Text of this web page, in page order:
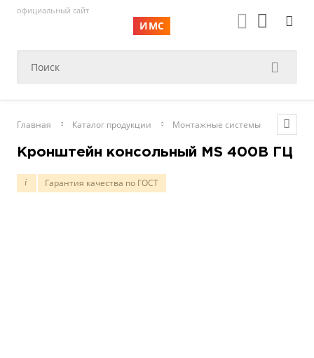
официальный сайт
ИМС
Главная Каталог продукции Монтажные системы
Кронштейн консольный MS 400B ГЦ
i Гарантия качества по ГОСТ